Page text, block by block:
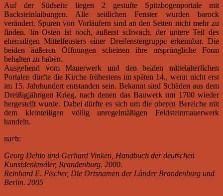
Auf der Südseite liegen 2 gestufte Spitzbogenportale mit
Backsteinlaibungen. Alle seitlichen Fenster wurden barock
verändert. Spuren von Vorläufern sind an den Seiten nicht mehr zu
finden. Im Osten ist noch, äußerst schwach, der untere Teil des
ehemaligen Mittelfensters einer Dreifenstergruppe erkennbar. Die
beiden äußeren Öffnungen scheinen ihre ursprüngliche Form
behalten zu haben.
Ausgehend vom Mauerwerk und den beiden mittelalterlichen
Portalen dürfte die Kirche frühestens im späten 14., wenn nicht erst
im 15. Jahrhundert entstanden sein. Bekannt sind Schäden aus dem
Dreißigjährigen Krieg, nach denen das Bauwerk um 1700 wieder
hergestellt wurde. Dabei dürfte es sich um die oberen Bereiche mit
dem kleinteiligen völlig unregelmäßigen Feldsteinmauerwerk
handeln.
nach:
Georg Dehio und Gerhard Vinken, Handbuch der deutschen
Kunstdenkmäler, Brandenburg. 2000.
Reinhard E. Fischer, Die Ortsnamen der Länder Brandenburg und
Berlin. 2005